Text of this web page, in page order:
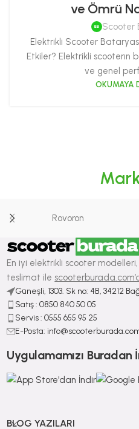
ve Ömrü
Scooter
Elektrikli Scooter
Etkiler? Elektrikli scooterın
ve genel
OKUMAYA
Rovoron
En iyi elektrikli scooter modelleri,
teslimat ile
Güneşli, 1303. Sk no: 4B, 34212
Satış : ⁠0850 840 50 05
Servis : 0555 655 95 25
E-Posta:
Uygulamamızı Buradan
BLOG YAZILARI